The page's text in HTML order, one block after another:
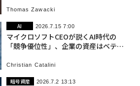
Thomas Zawacki
AI 2026.7.15 7:00
マイクロソフトCEOが説くAI時代の
「競争優位性」、企業の資産はベテラ
Christian Catalini
暗号資産 2026.7.2 13:13